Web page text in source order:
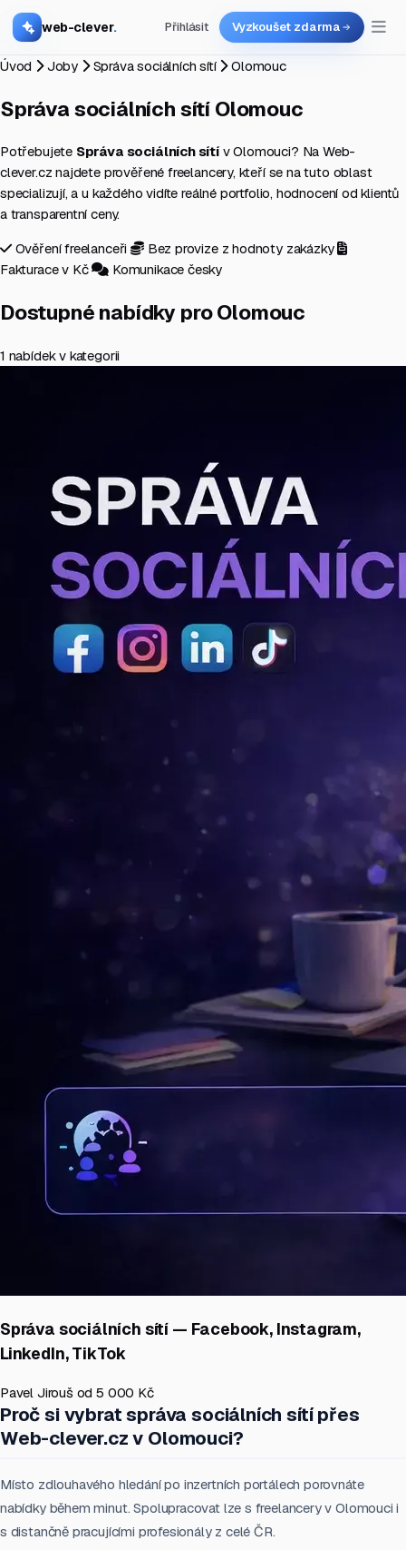
web-clever. Přihlásit Vyzkoušet zdarma
Úvod Joby Správa sociálních sítí Olomouc
Správa sociálních sítí Olomouc
Potřebujete Správa sociálních sítív Olomouci? Na Web-
clever.cz najdete prověřené freelancery, kteří se na tuto oblast
specializují, a u každého vidíte reálné portfolio, hodnocení od klientů
a transparentní ceny.
Ověření freelanceři
Bez provize z hodnoty zakázky
Fakturace v Kč
Komunikace česky
Dostupné nabídky pro Olomouc
1 nabídek v kategorii
Správa sociálních sítí — Facebook, Instagram,
LinkedIn, TikTok
Pavel Jirouš od 5 000 Kč
Proč si vybrat správa sociálních sítí přes
Web-clever.cz v Olomouci?
Místo zdlouhavého hledání po inzertních portálech porovnáte
nabídky během minut. Spolupracovat lze s freelancery v Olomouci i
s distančně pracujícími profesionály z celé ČR.